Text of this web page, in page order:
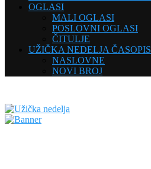
OGLASI
MALI OGLASI
POSLOVNI OGLASI
ČITULJE
UŽIČKA NEDELJA ČASOPIS
NASLOVNE
NOVI BROJ